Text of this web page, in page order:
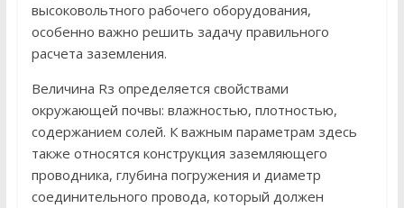
высоковольтного рабочего оборудования,
особенно важно решить задачу правильного
расчета заземления.
Величина Rз определяется свойствами
окружающей почвы: влажностью, плотностью,
содержанием солей. К важным параметрам здесь
также относятся конструкция заземляющего
проводника, глубина погружения и диаметр
соединительного провода, который должен